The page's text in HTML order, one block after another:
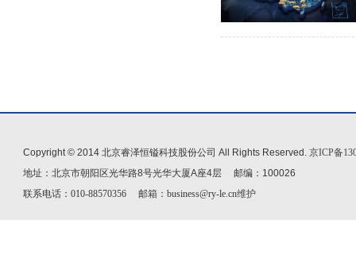
Copyright © 2014 北京睿泽恒镒科技股份公司 All Rights Reserved. 京ICP备
地址：北京市朝阳区光华路8号光华大厦A座4层 邮编：100026
联系电话：010-88570356 邮箱：business@ry-le.cn维护